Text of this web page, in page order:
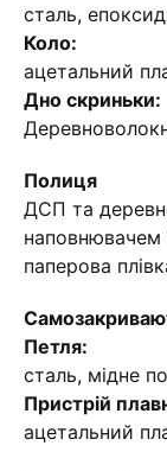
сталь,
Коло:
ацетальний
Дно скриньки:
Полиця
ДСП та
наповнювачем
паперова
Петля:
сталь, мідне
Пристрій
ацетальний